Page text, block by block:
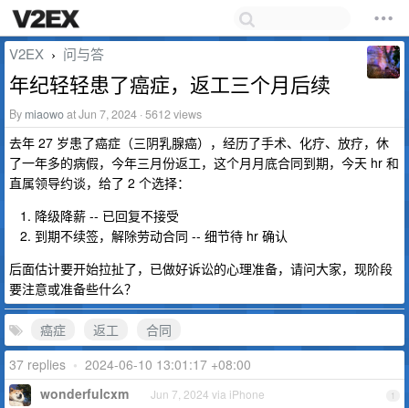
V2EX › 问与答
年纪轻轻患了癌症，返工三个月后续
By miaowoat Jun 7, 2024 · 5612 views
去年 27 岁患了癌症（三阴乳腺癌），经历了手术、化疗、放疗，休
了一年多的病假，今年三月份返工，这个月月底合同到期，今天 hr 和
直属领导约谈，给了 2 个选择：
降级降薪 -- 已回复不接受
到期不续签，解除劳动合同 -- 细节待 hr 确认
后面估计要开始拉扯了，已做好诉讼的心理准备，请问大家，现阶段
要注意或准备些什么？
癌症 返工
合同
37 replies • 2024-06-10 13:01:17 +08:00
1
wonderfulcxm Jun 7, 2024 via iPhone